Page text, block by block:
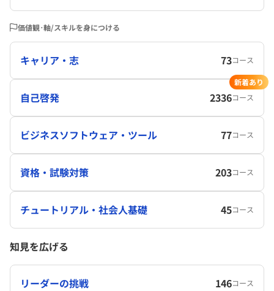
価値観･軸/スキルを身につける
キャリア・志 73コース
自己啓発 2336コース
新着あり
ビジネスソフトウェア・ツール 77コース
資格・試験対策 203コース
チュートリアル・社会人基礎 45コース
知見を広げる
リーダーの挑戦 146コース